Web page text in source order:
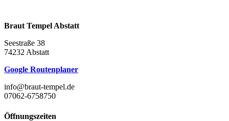
Braut Tempel Abstatt
Seestraße 38
74232 Abstatt
Google Routenplaner
info@braut-tempel.de
07062-6758750
Öffnungszeiten